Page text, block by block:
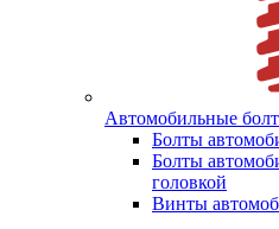
Автомобильные
Болты
Болты
головкой
Винты